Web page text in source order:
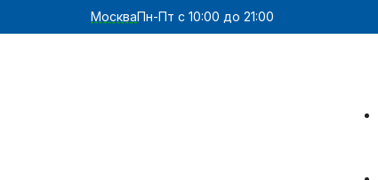
МоскваПн-Пт с 10:00 до 21:00